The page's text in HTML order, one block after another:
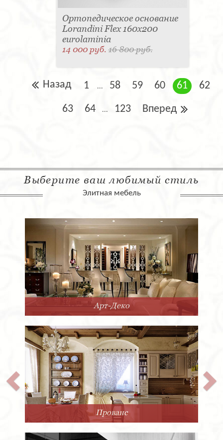
Ортопедическое основание
Lorandini Flex 160x200
eurolaminia
14 000 руб.16 800 руб.
Назад 1 ... 58 59 60 61 62
63 64 ... 123 Вперед
Выберите ваш любимый стиль
Элитная мебель
Арт-Деко
Прованс